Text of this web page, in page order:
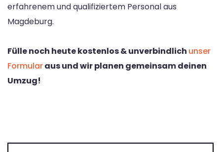
erfahrenem und qualifiziertem Personal aus
Magdeburg.
Fülle noch heute kostenlos & unverbindlich unser
Formularaus und wir planen gemeinsam deinen
Umzug!